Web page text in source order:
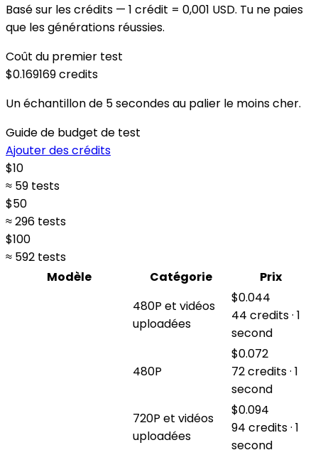
Basé sur les crédits — 1 crédit = 0,001 USD. Tu ne paies
que les générations réussies.
Coût du premier test
$0.169169credits
Un échantillon de 5 secondes au palier le moins cher.
Guide de budget de test
Ajouter des crédits
$10
≈ 59 tests
$50
≈ 296 tests
$100
≈ 592 tests
Modèle
Catégorie
Prix
480P et vidéos
uploadées
$0.044
44 credits · 1
second
480P
$0.072
72 credits · 1
second
720P et vidéos
uploadées
$0.094
94 credits · 1
second